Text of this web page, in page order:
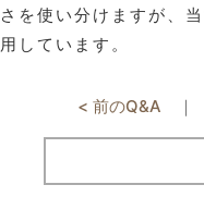
さを使い分けますが、
用しています。
< 前のQ&A ｜
索: